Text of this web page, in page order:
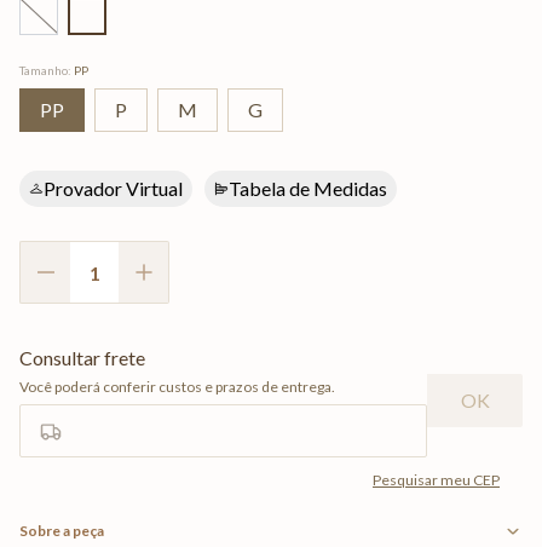
Tamanho: PP
PP P M G
Provador Virtual Tabela de Medidas
Sobre a peça